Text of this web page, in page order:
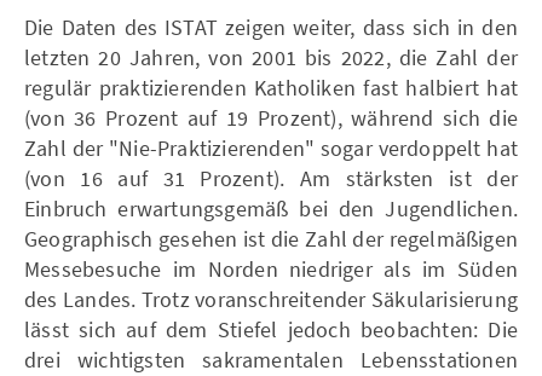
Die Daten des ISTAT zeigen weiter, dass sich in den
letzten 20 Jahren, von 2001 bis 2022, die Zahl der
regulär praktizierenden Katholiken fast halbiert hat
(von 36 Prozent auf 19 Prozent), während sich die
Zahl der "Nie-Praktizierenden" sogar verdoppelt hat
(von 16 auf 31 Prozent). Am stärksten ist der
Einbruch erwartungsgemäß bei den Jugendlichen.
Geographisch gesehen ist die Zahl der regelmäßigen
Messebesuche im Norden niedriger als im Süden
des Landes. Trotz voranschreitender Säkularisierung
lässt sich auf dem Stiefel jedoch beobachten: Die
drei wichtigsten sakramentalen Lebensstationen